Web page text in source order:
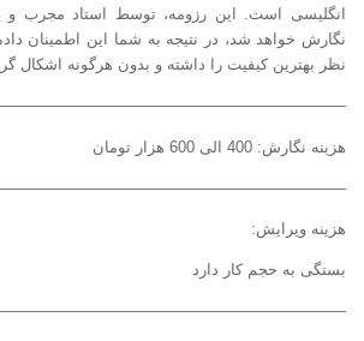
انگلیسی است. این رزومه، توسط استاد مجرب و
نگارش خواهد شد، در نتیجه به شما این اطمینان
نظر بهترین کیفیت را داشته و بدون هرگونه اشکال
هزینه نگارش: 400 الی 600 هزار تومان
هزینه ویرایش:
بستگی به حجم کار دارد